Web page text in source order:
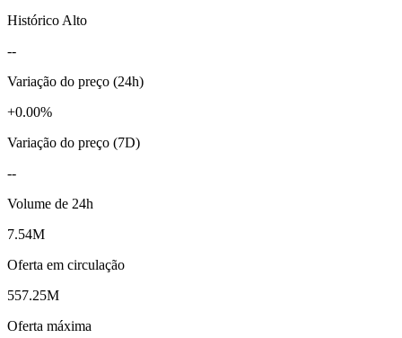
Histórico Alto
--
Variação do preço (24h)
+0.00%
Variação do preço (7D)
--
Volume de 24h
7.54M
Oferta em circulação
557.25M
Oferta máxima